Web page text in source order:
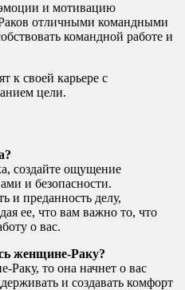
и мотивацию
отличными командными
командной работе и
к своей карьере с
цели.
создайте ощущение
и безопасности.
и преданность делу,
ее, что вам важно то, что
о вас.
женщине-Раку?
то она начнет о вас
и создавать комфорт